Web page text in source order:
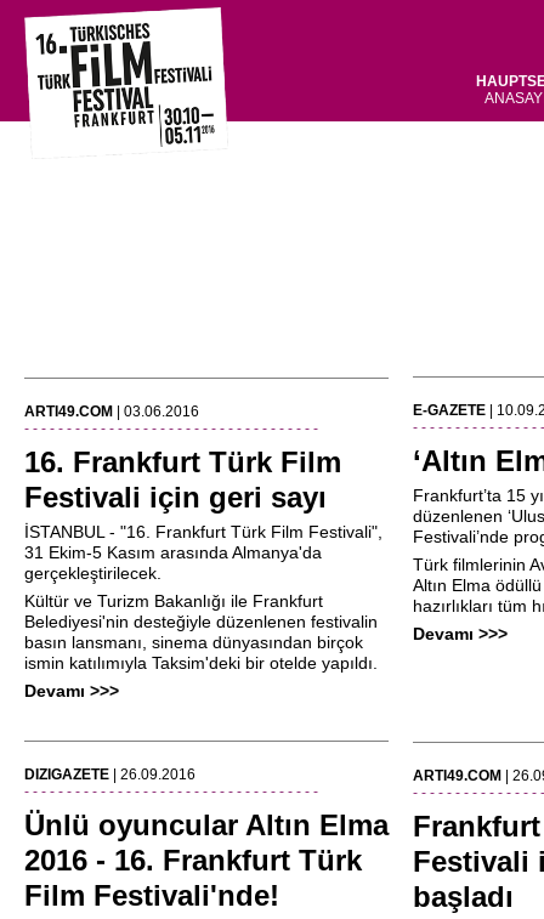
ARTI49.COM
| 03.06.2016
- - - - - - - - - - - - - - - - - - - - - - - - - - - - - - - - - - -
16. Frankfurt Türk Film
Festivali için geri sayı
İSTANBUL - "16. Frankfurt Türk Film Festivali",
31 Ekim-5 Kasım arasında Almanya'da
gerçekleştirilecek.
Kültür ve Turizm Bakanlığı ile Frankfurt
Belediyesi'nin desteğiyle düzenlenen festivalin
basın lansmanı, sinema dünyasından birçok
ismin katılımıyla Taksim'deki bir otelde yapıldı.
Devamı >>>
DIZIGAZETE | 26.09.2016
- - - - - - - - - - - - - - - - - - - - - - - - - - - - - - - - - - -
Ünlü oyuncular Altın Elma
2016 - 16. Frankfurt Türk
Film Festivali'nde!
E-GAZETE
|
- - - - - - - - - - - - - - -
‘Altın
Frankfurt’ta 15
düzenlenen
Festivali’nde
Türk filmlerinin
Altın Elma
hazırlıkları tüm
Devamı >>>
ARTI49.COM
|
- - - - - - - - - - - - - - -
Festivali
başladı